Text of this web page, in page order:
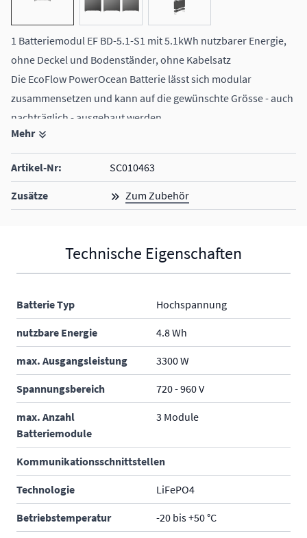
1 Batteriemodul EF BD-5.1-S1 mit 5.1kWh nutzbarer Energie,
ohne Deckel und Bodenständer, ohne Kabelsatz
Die EcoFlow PowerOcean Batterie lässt sich modular
zusammensetzen und kann auf die gewünschte Grösse - auch
nachträglich - ausgebaut werden.
1 - 3 Batteriemodule möglich
Gesamtkapazität bis zu 15.3 kWh (3 Module)
integrierte Brandschutzfunktion
Mehr
Artikel-Nr: SC010463
Zusätze Zum Zubehör
Technische Eigenschaften
Batterie Typ Hochspannung
nutzbare Energie 4.8 Wh
max. Ausgangsleistung 3300 W
Spannungsbereich 720 - 960 V
max. Anzahl
Batteriemodule
3 Module
Kommunikationsschnittstellen
Technologie LiFePO4
Betriebstemperatur -20 bis +50 °C